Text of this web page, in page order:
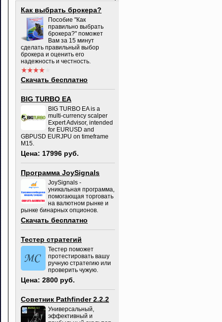
Как выбрать брокера?
Пособие "Как
правильно выбрать
брокера?" поможет
Вам за 15 минут
сделать правильный выбор
брокера и оценить его
надежность и честность.
Скачать бесплатно
BIG TURBO EA
BIG TURBO EA is a
multi-currency scalper
Expert Advisor, intended
for EURUSD and
GBPUSD EURJPU on timeframe
M15.
Цена: 17996 руб.
Программа JoySignals
JoySignals -
уникальная программа,
помогающая торговать
на валютном рынке и
рынке бинарных опционов.
Скачать бесплатно
Тестер стратегий
Тестер поможет
протестировать вашу
ручную стратегию или
проверить чужую.
Цена: 2800 руб.
Советник Pathfinder 2.2.2
Универсальный,
эффективный и